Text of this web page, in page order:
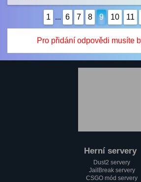
1 ... 6 7 8 9 10 11
Pro přidání odpovědi musíte
Herní servery
Dust2 servery
JailBreak servery
CSGO mód servery